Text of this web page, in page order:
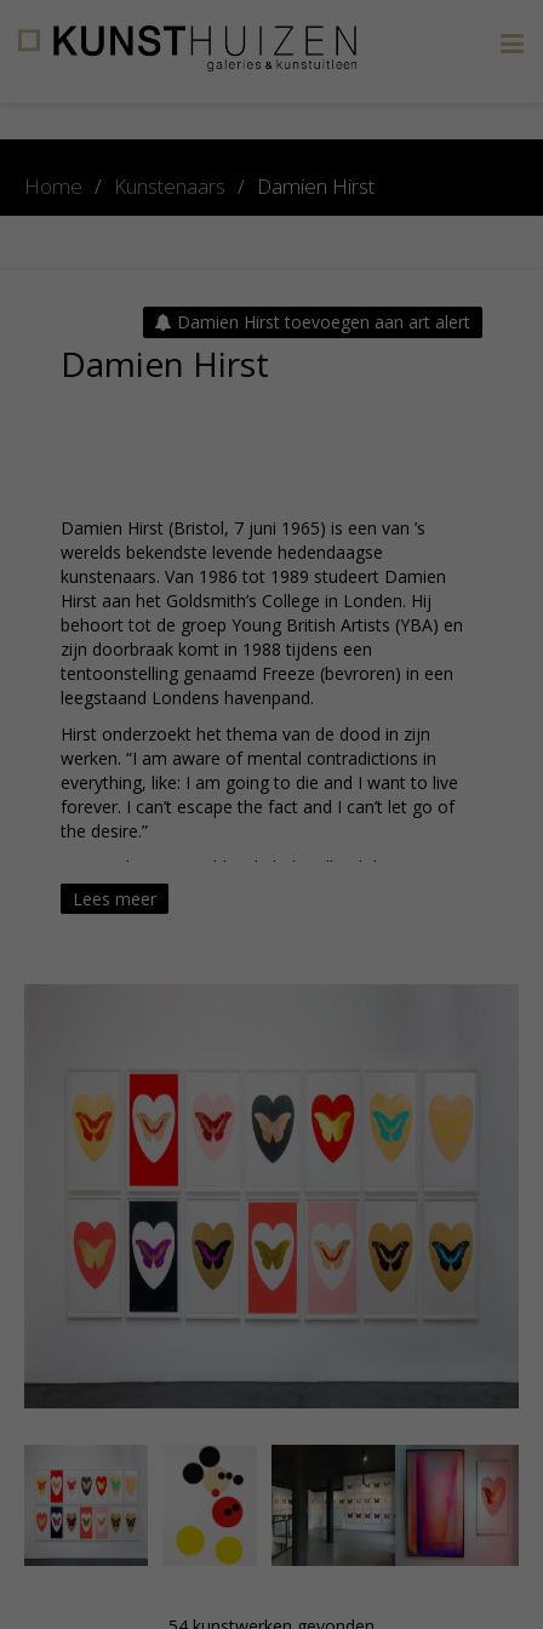
Home / Kunstenaars / Damien Hirst
Damien Hirst toevoegen aan art alert
Damien Hirst
Damien Hirst (Bristol, 7 juni 1965) is een van ’s
werelds bekendste levende hedendaagse
kunstenaars. Van 1986 tot 1989 studeert Damien
Hirst aan het Goldsmith’s College in Londen. Hij
behoort tot de groep Young British Artists (YBA) en
zijn doorbraak komt in 1988 tijdens een
tentoonstelling genaamd Freeze (bevroren) in een
leegstaand Londens havenpand.
Hirst onderzoekt het thema van de dood in zijn
werken. “I am aware of mental contradictions in
everything, like: I am going to die and I want to live
forever. I can’t escape the fact and I can’t let go of
the desire.”
Hirst verkreeg wereldwijde bekendheid door zijn
kunstwerken met dieren die in een aquarium zijn
gepreserveerd in formaldehyde zoals de installatie
geconfronteerd. Dit werk werd in 2004 voor 9,3
miljoen verkocht en Hirst’s werk “Lullaby Spring” werd
in juni 2007 bij Sotheby’s voor 14,5 miljoen bij opbod
verkocht, op dat moment het duurst geveilde
kunstwerk ooit van een nog levende kunstenaar.
Damien Hirst’s werk is een extreme en buitensporige
vorm van kunst in deze eeuw. Decadent naar
klassieke schoonheid, van het inwendige naar het
conceptuele. Damien Hirst’s werk is altijd het vieren
samen met het strakke formele van de glazen vitrine
of de witte kubus. Metaforen van
mediapropaganda en het vervreemden van de natuur
komen terug in de vorm en inhoud van zijn werk. Met
invloeden van Francis Bacon tot Engelse punk tot de
pop-art van de jaren zestig. De media associeert zijn
werk met de dood maar hij maakt net zo goed werk
Lees meer